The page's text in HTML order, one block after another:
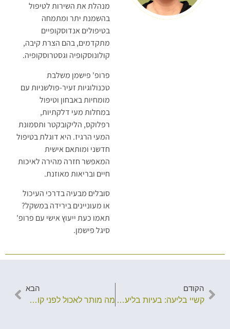
מנהלת את השירות לטיפול
בהשמנת יתר ומתמחה
בטיפולים אנדוסקופיים
מתקדמים, בהם הצרת קיבה,
קולונוסקופיה וגסטרוסקופיה.
פרופ' פישמן משלבת
טכנולוגיות זעיר-פולשניות עם
מומחיות באבחון וטיפול
במחלות מעי דלקתיות,
רפלוקס, הליקובקטר ותסמונת
המעי הרגיז. היא דוגלת בטיפול
חדשני ומותאם אישית
המאפשר חזרה מהירה לאיכות
חיים ובריאות מאוזנת.
סובלים מבעיה בדרכי העיכול
או מעוניינים בירידה במשקל?
תאמו כעת ייעוץ אישי עם פרופ'
סיגל פישמן.
הקודם
קשיי בליעה: בעיות בליעה ואבחון רפואי
הבא
מה מותר לאכול לפני קולונוסקופיה?